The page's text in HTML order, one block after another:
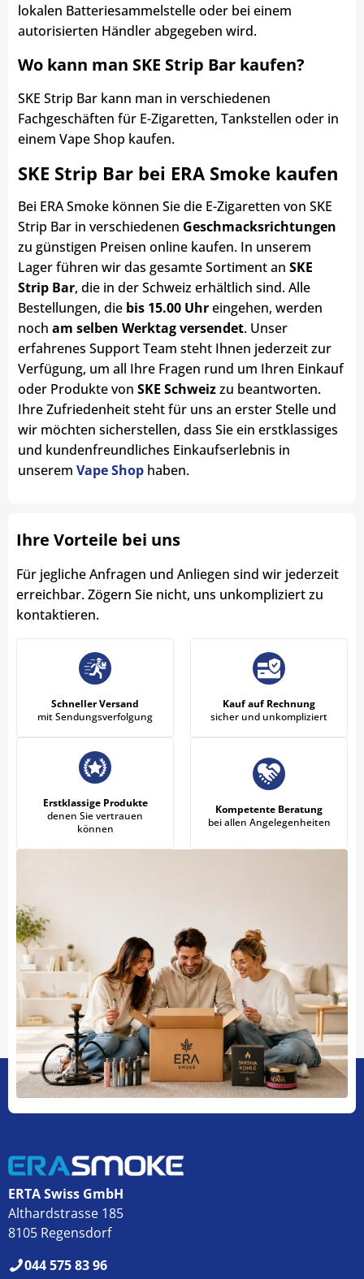
lokalen Batteriesammelstelle oder bei einem
autorisierten Händler abgegeben wird.
Wo kann man SKE Strip Bar kaufen?
SKE Strip Bar kann man in verschiedenen
Fachgeschäften für E-Zigaretten, Tankstellen oder in
einem Vape Shop kaufen.
SKE Strip Bar bei ERA Smoke kaufen
Bei ERA Smoke können Sie die E-Zigaretten von SKE
Strip Bar in verschiedenen Geschmacksrichtungen
zu günstigen Preisen online kaufen. In unserem
Lager führen wir das gesamte Sortiment an SKE
Strip Bar, die in der Schweiz erhältlich sind. Alle
Bestellungen, die bis 15.00 Uhreingehen, werden
noch am selben Werktag versendet. Unser
erfahrenes Support Team steht Ihnen jederzeit zur
Verfügung, um all Ihre Fragen rund um Ihren Einkauf
oder Produkte von SKE Schweizzu beantworten.
Ihre Zufriedenheit steht für uns an erster Stelle und
wir möchten sicherstellen, dass Sie ein erstklassiges
und kundenfreundliches Einkaufserlebnis in
unserem Vape Shop haben.
Ihre Vorteile bei uns
Für jegliche Anfragen und Anliegen sind wir jederzeit
erreichbar. Zögern Sie nicht, uns unkompliziert zu
kontaktieren.
Schneller Versand
mit Sendungsverfolgung
Kauf auf Rechnung
sicher und unkompliziert
Erstklassige Produkte
denen Sie vertrauen
können
Kompetente Beratung
bei allen Angelegenheiten
ERTA Swiss GmbH
Althardstrasse 185
8105 Regensdorf
044 575 83 96